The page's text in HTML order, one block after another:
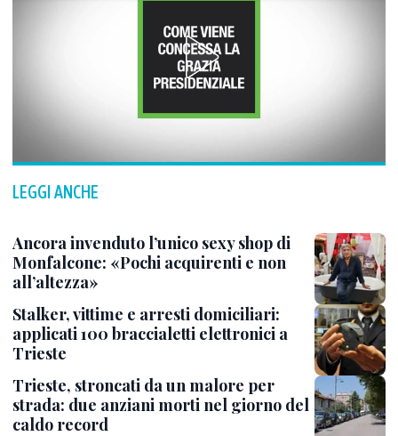
LEGGI ANCHE
Ancora invenduto l’unico sexy shop di
Monfalcone: «Pochi acquirenti e non
all’altezza»
Stalker, vittime e arresti domiciliari:
applicati 100 braccialetti elettronici a
Trieste
Trieste, stroncati da un malore per
strada: due anziani morti nel giorno del
caldo record